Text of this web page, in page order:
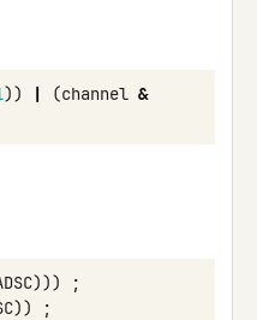
)) | (channel &
)))
;
)) ;